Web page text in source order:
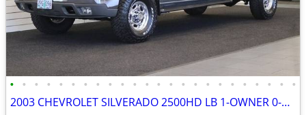
• • • • • • • • • • • • • • • • • • • • • • • •
2003 CHEVROLET SILVERADO 2500HD LB 1-OWNER 0-RUST 8.1L 2004 2005 2006